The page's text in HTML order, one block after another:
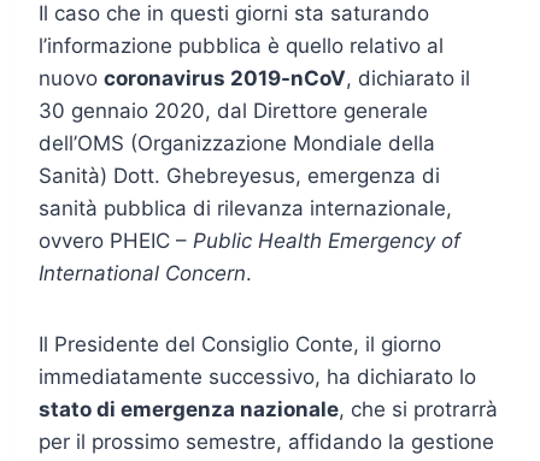
Il caso che in questi giorni sta saturando
l’informazione pubblica è quello relativo al
nuovo coronavirus 2019-nCoV, dichiarato il
30 gennaio 2020, dal Direttore generale
dell’OMS (Organizzazione Mondiale della
Sanità) Dott. Ghebreyesus, emergenza di
sanità pubblica di rilevanza internazionale,
ovvero PHEIC – Public Health Emergency of
International Concern.
Il Presidente del Consiglio Conte, il giorno
immediatamente successivo, ha dichiarato lo
stato di emergenza nazionale, che si protrarrà
per il prossimo semestre, affidando la gestione